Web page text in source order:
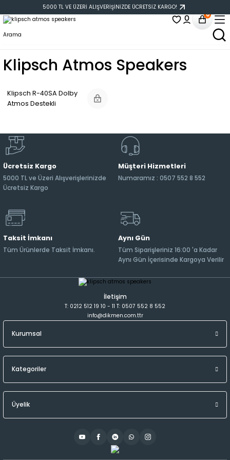
5000 TL VE ÜZERİ ALIŞVERİŞİNİZDE ÜCRETSİZ KARGO!
0
Klipsch Atmos Speakers
Klipsch R-40SA Dolby
Atmos Destekli
Ücretsiz Kargo
5000 TL ve Üzeri Alışverişlerinizde
Ücretsiz Kargo
Müşteri Hizmetleri
Numaramız : 0507 552 8 552
Taksit İmkanı
Tüm Ürünlerde Taksit İmkanı.
Aynı Gün
Tüm Siparişleriniz 16:00 'a Kadar
Aynı Gün İçerisinde Kargoya Verilir
İletişim
T: 0212 512 19 10 - 11 T: 0507 552 8 552
info@dikmen.com.ttr
Kurumsal
Kategoriler
Üyelik